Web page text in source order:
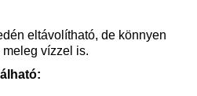
eltávolítható, de könnyen
meleg vízzel is.